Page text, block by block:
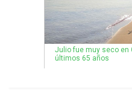
Julio fue muy seco en
últimos 65 años